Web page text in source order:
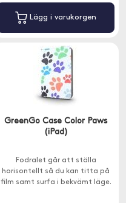
Lägg i varukorgen
GreenGo Case Color Paws
(iPad)
Fodralet går att ställa
horisontellt så du kan titta på
film samt surfa i bekvämt läge.